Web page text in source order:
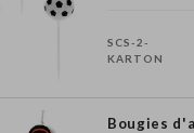
SCS-2-
KARTON
Bougies